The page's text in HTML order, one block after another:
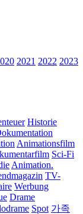
2021 2022 2023
Historie
Animationsfilm
Sci-Fi
Animation.
TV-
Werbung
Drame
Spot 가족